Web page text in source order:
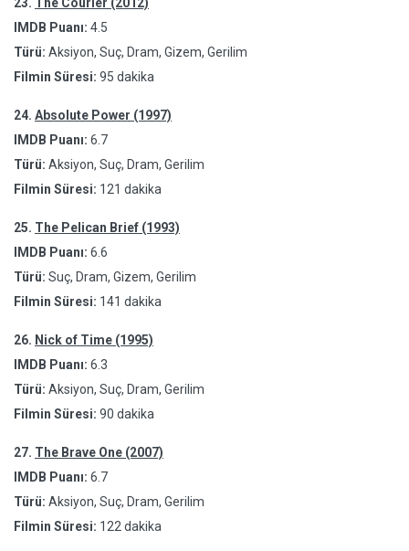
IMDB Puanı: 4.5
Türü: Aksiyon, Suç, Dram, Gizem, Gerilim
Filmin Süresi: 95 dakika
24. Absolute Power (1997)
IMDB Puanı: 6.7
Türü: Aksiyon, Suç, Dram, Gerilim
Filmin Süresi: 121 dakika
25. The Pelican Brief (1993)
IMDB Puanı: 6.6
Türü: Suç, Dram, Gizem, Gerilim
Filmin Süresi: 141 dakika
26. Nick of Time (1995)
IMDB Puanı: 6.3
Türü: Aksiyon, Suç, Dram, Gerilim
Filmin Süresi: 90 dakika
27. The Brave One (2007)
IMDB Puanı: 6.7
Türü: Aksiyon, Suç, Dram, Gerilim
Filmin Süresi: 122 dakika